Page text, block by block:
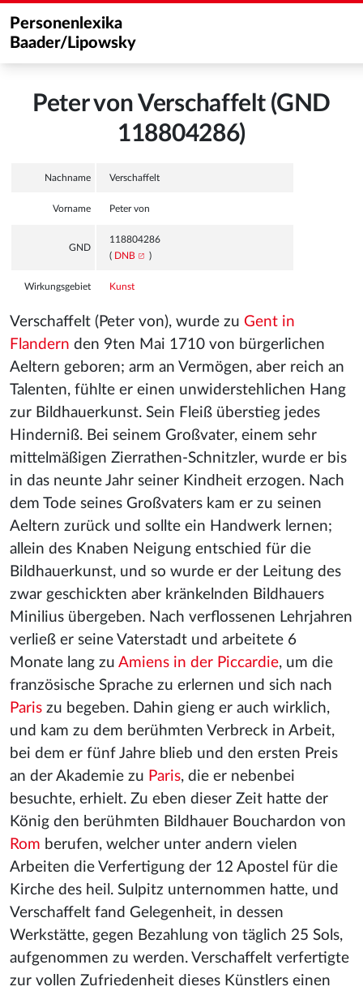
Personenlexika
Baader/Lipowsky
Peter von Verschaffelt (GND
118804286)
Nachname Verschaffelt
Vorname Peter von
GND
118804286
( DNB )
Wirkungsgebiet Kunst
Verschaffelt (Peter von), wurde zu Gent in
Flandern den 9ten Mai 1710 von bürgerlichen
Aeltern geboren; arm an Vermögen, aber reich an
Talenten, fühlte er einen unwiderstehlichen Hang
zur Bildhauerkunst. Sein Fleiß überstieg jedes
Hinderniß. Bei seinem Großvater, einem sehr
mittelmäßigen Zierrathen-Schnitzler, wurde er bis
in das neunte Jahr seiner Kindheit erzogen. Nach
dem Tode seines Großvaters kam er zu seinen
Aeltern zurück und sollte ein Handwerk lernen;
allein des Knaben Neigung entschied für die
Bildhauerkunst, und so wurde er der Leitung des
zwar geschickten aber kränkelnden Bildhauers
Minilius übergeben. Nach verflossenen Lehrjahren
verließ er seine Vaterstadt und arbeitete 6
Monate lang zu Amiens in der Piccardie, um die
französische Sprache zu erlernen und sich nach
Paris zu begeben. Dahin gieng er auch wirklich,
und kam zu dem berühmten Verbreck in Arbeit,
bei dem er fünf Jahre blieb und den ersten Preis
an der Akademie zu Paris, die er nebenbei
besuchte, erhielt. Zu eben dieser Zeit hatte der
König den berühmten Bildhauer Bouchardon von
Rom berufen, welcher unter andern vielen
Arbeiten die Verfertigung der 12 Apostel für die
Kirche des heil. Sulpitz unternommen hatte, und
Verschaffelt fand Gelegenheit, in dessen
Werkstätte, gegen Bezahlung von täglich 25 Sols,
aufgenommen zu werden. Verschaffelt verfertigte
zur vollen Zufriedenheit dieses Künstlers einen